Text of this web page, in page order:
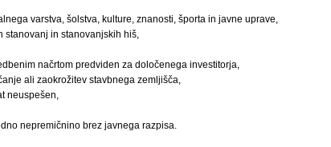
varstva, šolstva, kulture, znanosti, športa in javne uprave,
in stanovanjskih hiš,
načrtom predviden za določenega investitorja,
ali zaokrožitev stavbnega zemljišča,
neuspešen,
nepremičnino brez javnega razpisa.